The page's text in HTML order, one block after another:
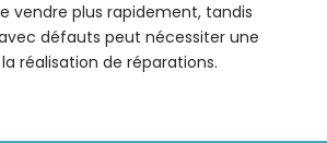
vendre plus rapidement, tandis
défauts peut nécessiter une
réalisation de réparations.